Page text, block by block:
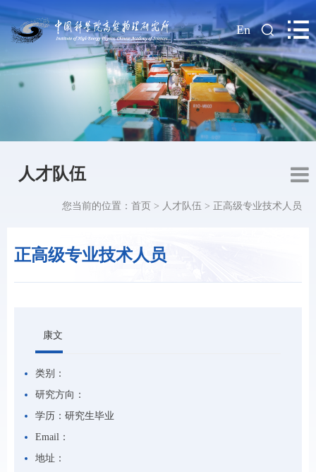
| En
人才队伍
正高级专业技术人员
您当前的位置： 首页 > 人才队伍 > 正高级专业技术人员
康文
类别：
研究方向：
学历： 研究生毕业
Email：
地址：